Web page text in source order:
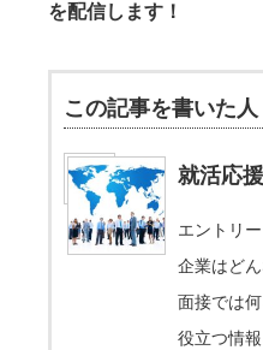
を配信します！
この記事を書いた人
就活応
エントリ
企業はど
面接では
役立つ情